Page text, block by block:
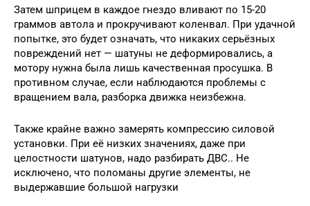
Затем шприцем в каждое гнездо вливают по 15-20
граммов автола и прокручивают коленвал. При удачной
попытке, это будет означать, что никаких серьёзных
повреждений нет — шатуны не деформировались, а
мотору нужна была лишь качественная просушка. В
противном случае, если наблюдаются проблемы с
вращением вала, разборка движка неизбежна.
Также крайне важно замерять компрессию силовой
установки. При её низких значениях, даже при
целостности шатунов, надо разбирать ДВС.. Не
исключено, что поломаны другие элементы, не
выдержавшие большой нагрузки